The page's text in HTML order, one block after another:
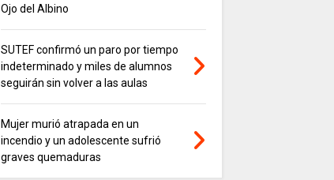
Ojo del Albino
SUTEF confirmó un paro por tiempo
indeterminado y miles de alumnos
seguirán sin volver a las aulas
Mujer murió atrapada en un
incendio y un adolescente sufrió
graves quemaduras